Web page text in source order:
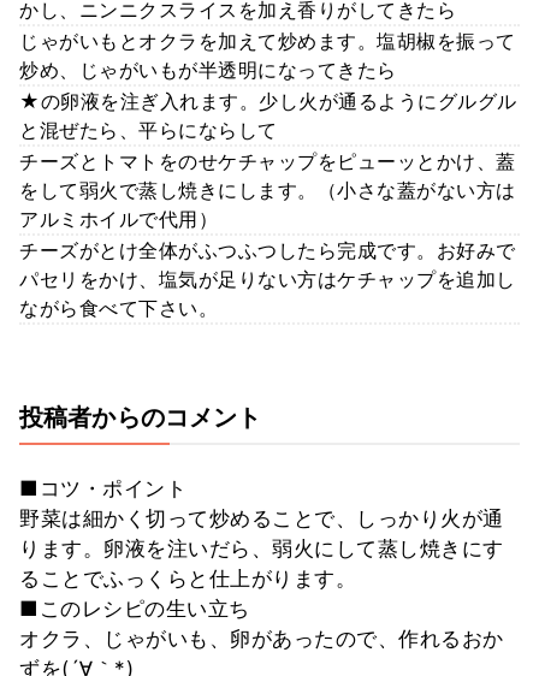
かし、ニンニクスライスを加え香りがしてきたら
じゃがいもとオクラを加えて炒めます。塩胡椒を振って
炒め、じゃがいもが半透明になってきたら
★の卵液を注ぎ入れます。少し火が通るようにグルグル
と混ぜたら、平らにならして
チーズとトマトをのせケチャップをピューッとかけ、蓋
をして弱火で蒸し焼きにします。（小さな蓋がない方は
アルミホイルで代用）
チーズがとけ全体がふつふつしたら完成です。お好みで
パセリをかけ、塩気が足りない方はケチャップを追加し
ながら食べて下さい。
投稿者からのコメント
■コツ・ポイント
野菜は細かく切って炒めることで、しっかり火が通
ります。卵液を注いだら、弱火にして蒸し焼きにす
ることでふっくらと仕上がります。
■このレシピの生い立ち
オクラ、じゃがいも、卵があったので、作れるおか
ずを(´∀｀*)